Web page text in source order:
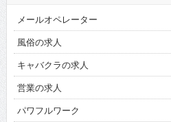
メールオペレーター
風俗の求人
キャバクラの求人
営業の求人
パワフルワーク